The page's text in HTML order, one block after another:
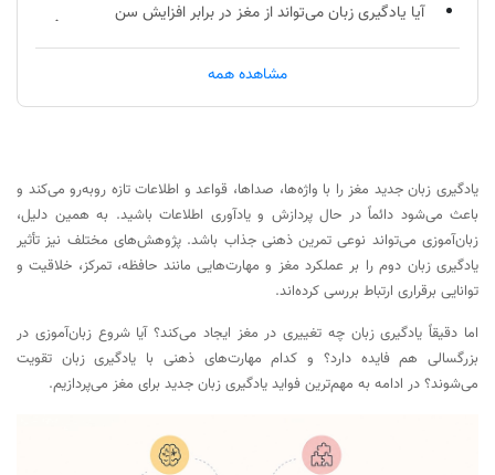
آیا یادگیری زبان می‌تواند از مغز در برابر افزایش سن
برای بهره‌مندی بیشتر از فواید زبان‌آموزی چه کنیم؟
جمع‌بندی؛ زبان جدید، یک تمرین جذاب برای مغز
مشاهده همه
یادگیری زبان جدید مغز را با واژه‌ها، صداها، قواعد و اطلاعات تازه روبه‌رو می‌کند و
باعث می‌شود دائماً در حال پردازش و یادآوری اطلاعات باشید. به همین دلیل،
زبان‌آموزی می‌تواند نوعی تمرین ذهنی جذاب باشد. پژوهش‌های مختلف نیز تأثیر
یادگیری زبان دوم را بر عملکرد مغز و مهارت‌هایی مانند حافظه، تمرکز، خلاقیت و
توانایی برقراری ارتباط بررسی کرده‌اند.
اما دقیقاً یادگیری زبان چه تغییری در مغز ایجاد می‌کند؟ آیا شروع زبان‌آموزی در
بزرگسالی هم فایده دارد؟ و کدام مهارت‌های ذهنی با یادگیری زبان تقویت
می‌شوند؟ در ادامه به مهم‌ترین فواید یادگیری زبان جدید برای مغز می‌پردازیم.